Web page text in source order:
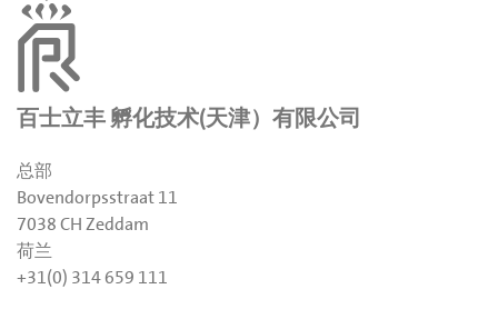
百士立丰 孵化技术(天津）有限公司
总部
Bovendorpsstraat 11
7038 CH Zeddam
荷兰
+31(0) 314 659 111